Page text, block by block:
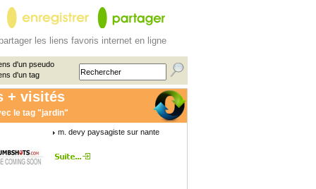
les liens favoris internet en ligne
d'un pseudo
d'un tag
+ visités
le tag "jardin"
m. devy paysagiste sur nante